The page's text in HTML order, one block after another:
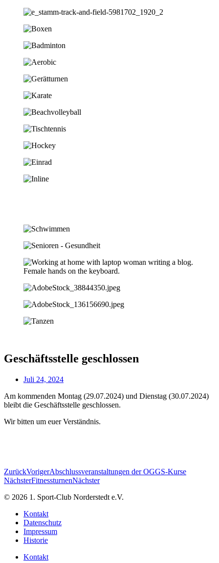
Geschäftsstelle geschlossen
Juli 24, 2024
Am kommenden Montag (29.07.2024) und Dienstag (30.07.2024)
bleibt die Geschäftsstelle geschlossen.
Wir bitten um euer Verständnis.
ZurückVorigerAbschlussveranstaltungen der OGGS-Kurse
NächsterFitnessturnenNächster
© 2026 1. Sport-Club Norderstedt e.V.
Kontakt
Datenschutz
Impressum
Historie
Kontakt